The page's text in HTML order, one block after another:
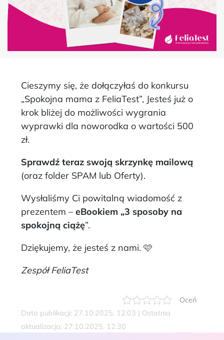
Cieszymy się, że dołączyłaś do konkursu
„Spokojna mama z FeliaTest”, Jesteś już o
krok bliżej do możliwości wygrania
wyprawki dla noworodka o wartości 500
zł.
Sprawdź teraz swoją skrzynkę mailową
(oraz folder SPAM lub Oferty).
Wysłaliśmy Ci powitalną wiadomość z
prezentem – eBookiem „3 sposoby na
spokojną ciążę”.
Dziękujemy, że jesteś z nami. 🩷
Zespół FeliaTest
Oceń
Data publikacji: 27.10.2025, 12:03 | Ostatnia
aktualizacja: 27.10.2025, 12:30